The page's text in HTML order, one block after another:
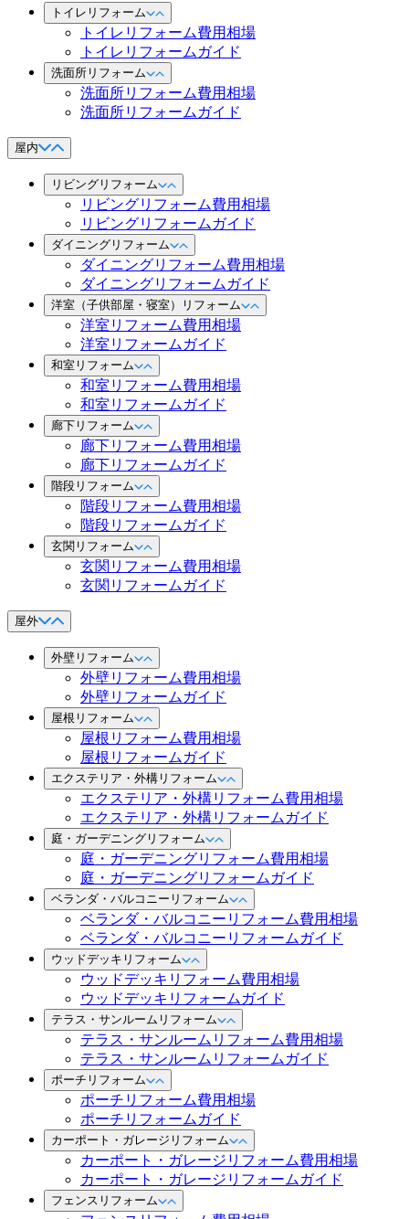
トイレリフォーム
トイレリフォーム費用相場
トイレリフォームガイド
洗面所リフォーム
洗面所リフォーム費用相場
洗面所リフォームガイド
屋内
リビングリフォーム
リビングリフォーム費用相場
リビングリフォームガイド
ダイニングリフォーム
ダイニングリフォーム費用相場
ダイニングリフォームガイド
洋室（子供部屋・寝室）リフォーム
洋室リフォーム費用相場
洋室リフォームガイド
和室リフォーム
和室リフォーム費用相場
和室リフォームガイド
廊下リフォーム
廊下リフォーム費用相場
廊下リフォームガイド
階段リフォーム
階段リフォーム費用相場
階段リフォームガイド
玄関リフォーム
玄関リフォーム費用相場
玄関リフォームガイド
屋外
外壁リフォーム
外壁リフォーム費用相場
外壁リフォームガイド
屋根リフォーム
屋根リフォーム費用相場
屋根リフォームガイド
エクステリア・外構リフォーム
エクステリア・外構リフォーム費用相場
エクステリア・外構リフォームガイド
庭・ガーデニングリフォーム
庭・ガーデニングリフォーム費用相場
庭・ガーデニングリフォームガイド
ベランダ・バルコニーリフォーム
ベランダ・バルコニーリフォーム費用相場
ベランダ・バルコニーリフォームガイド
ウッドデッキリフォーム
ウッドデッキリフォーム費用相場
ウッドデッキリフォームガイド
テラス・サンルームリフォーム
テラス・サンルームリフォーム費用相場
テラス・サンルームリフォームガイド
ポーチリフォーム
ポーチリフォーム費用相場
ポーチリフォームガイド
カーポート・ガレージリフォーム
カーポート・ガレージリフォーム費用相場
カーポート・ガレージリフォームガイド
フェンスリフォーム